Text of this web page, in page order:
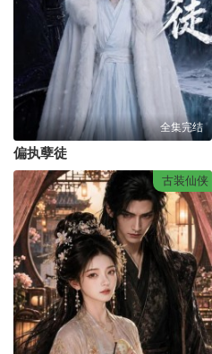
全集完结
偏执孽徒
古装仙侠